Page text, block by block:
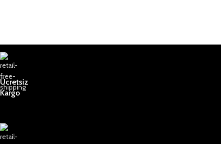
Ücretsiz
Kargo